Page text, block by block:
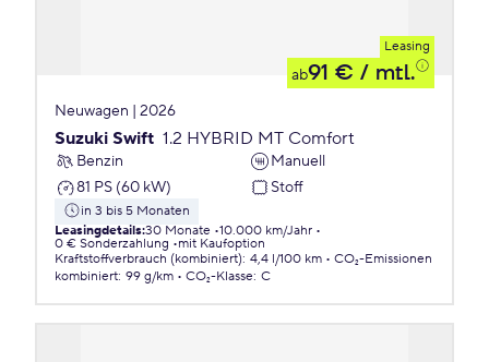
Leasing
ab91 € / mtl.
Neuwagen | 2026
Suzuki Swift 1.2 HYBRID MT Comfort
Benzin
Manuell
81 PS (60 kW)
Stoff
in 3 bis 5 Monaten
Leasingdetails:30 Monate 10.000 km/Jahr
0 € Sonderzahlung
mit Kaufoption
Kraftstoffverbrauch (kombiniert): 4,4 l/100 km
CO₂-Emissionen
kombiniert: 99 g/km CO₂-Klasse: C